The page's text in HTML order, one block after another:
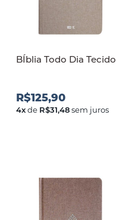
BÍblia Todo Dia Tecido
R$125,90
4xde R$31,48sem juros